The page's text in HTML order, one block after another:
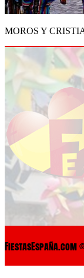
MOROS Y
FiestasEspaña.com